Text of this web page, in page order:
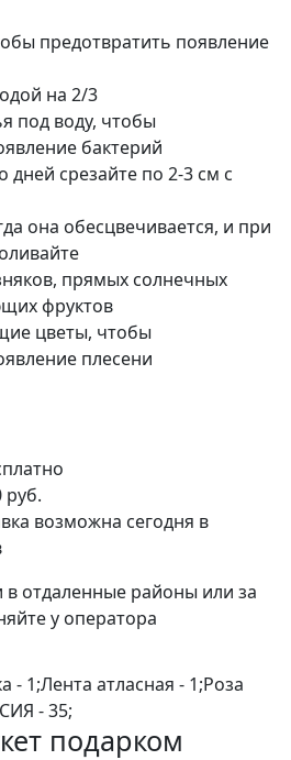
предотвратить появление
на 2/3
под воду, чтобы
бактерий
дней срезайте по 2-3 см с
она обесцвечивается, и при
прямых солнечных
фруктов
цветы, чтобы
плесени
руб.
возможна сегодня в
в отдаленные районы или за
у оператора
- 1;Лента атласная - 1;Роза
- 35;
подарком